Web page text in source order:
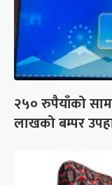
२५० रुपैयाँको
लाखको बम्पर